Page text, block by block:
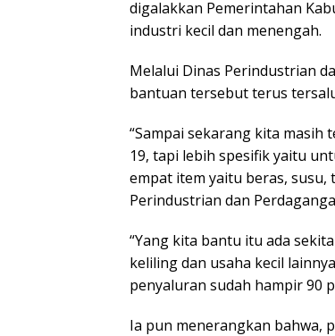
digalakkan Pemerintahan
industri kecil dan menengah.
Melalui Dinas Perindustrian
bantuan tersebut terus
“Sampai sekarang kita
19, tapi lebih spesifik yaitu
empat item yaitu beras, susu,
Perindustrian dan
“Yang kita bantu itu ada
keliling dan usaha kecil
penyaluran sudah hampir 90
Ia pun menerangkan bahwa,